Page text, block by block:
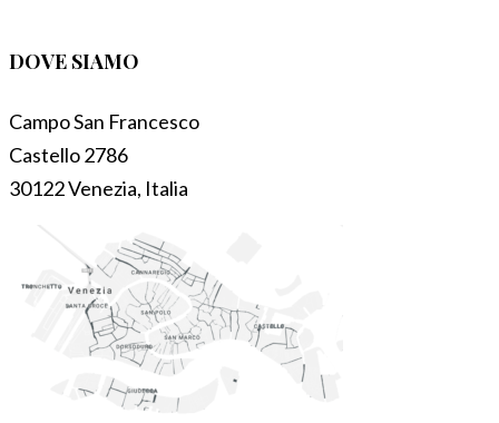
DOVE SIAMO
Campo San Francesco
Castello 2786
30122 Venezia, Italia